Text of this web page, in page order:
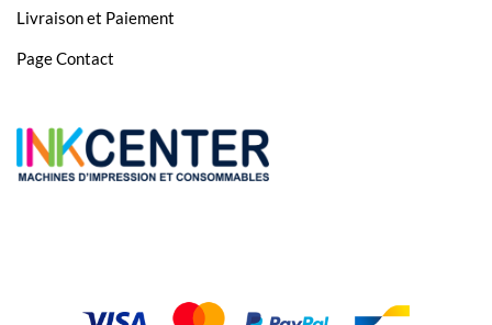
Livraison et Paiement
Page Contact